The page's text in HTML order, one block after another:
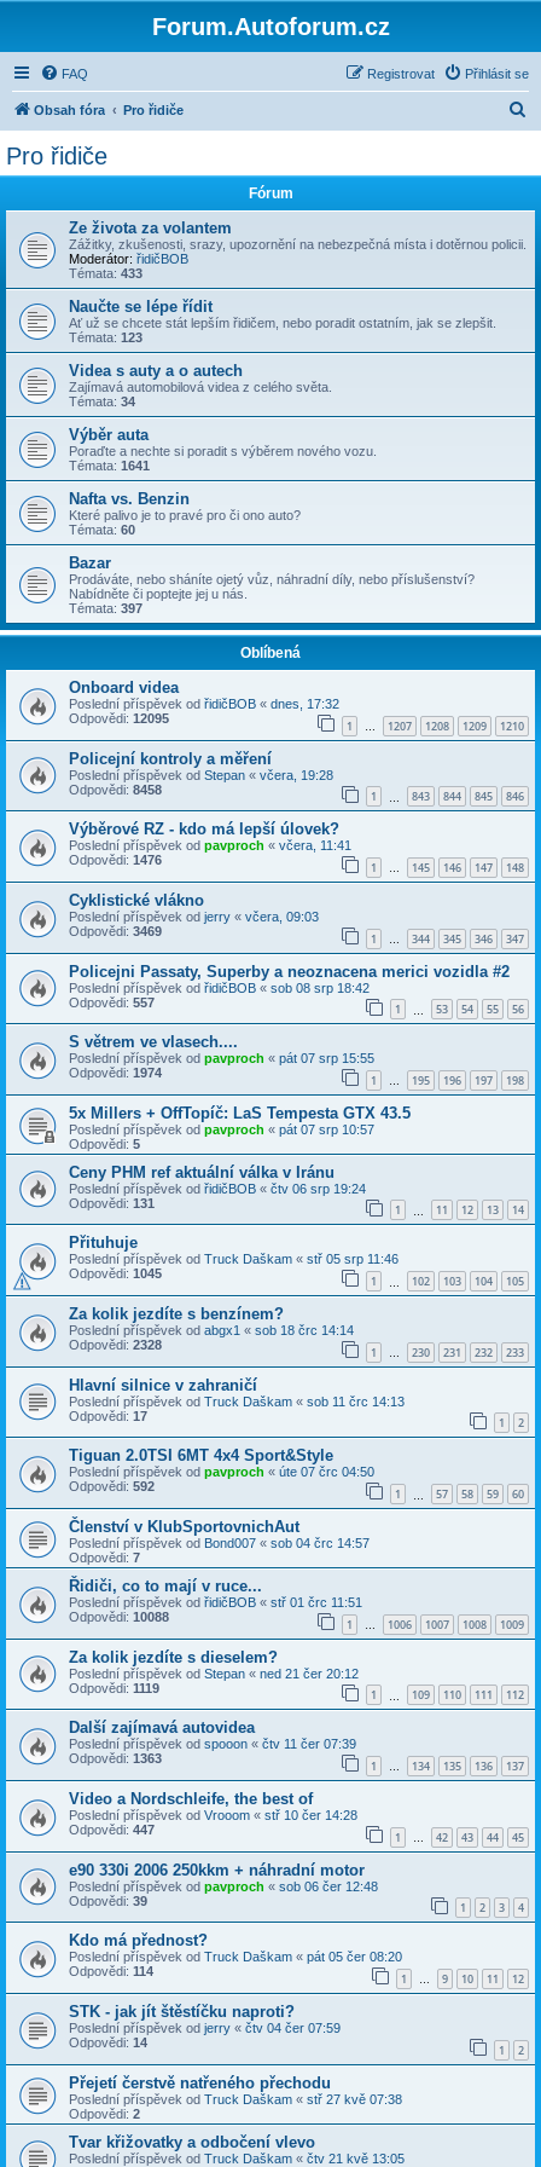
Forum.Autoforum.cz
FAQ Přihlásit se
Registrovat
Obsah fóra Pro řidiče
Pro řidiče
Fórum
Ze života za volantem
Zážitky, zkušenosti, srazy, upozornění na nebezpečná místa i dotěrnou policii.
Moderátor: řidičBOB
Témata: 433
Naučte se lépe řídit
Ať už se chcete stát lepším řidičem, nebo poradit ostatním, jak se zlepšit.
Témata: 123
Videa s auty a o autech
Zajímavá automobilová videa z celého světa.
Témata: 34
Výběr auta
Poraďte a nechte si poradit s výběrem nového vozu.
Témata: 1641
Nafta vs. Benzin
Které palivo je to pravé pro či ono auto?
Témata: 60
Bazar
Prodáváte, nebo sháníte ojetý vůz, náhradní díly, nebo příslušenství?
Nabídněte či poptejte jej u nás.
Témata: 397
Oblíbená
Onboard videa
Poslední příspěvek od řidičBOB « dnes, 17:32
Odpovědi: 12095 1 … 1207 1208 1209 1210
Policejní kontroly a měření
Poslední příspěvek od Stepan « včera, 19:28
Odpovědi: 8458 1 843 844 845 846
Výběrové RZ - kdo má lepší úlovek?
Poslední příspěvek od pavproch « včera, 11:41
Odpovědi: 1476 1 … 145 146 147 148
Cyklistické vlákno
Poslední příspěvek od jerry « včera, 09:03
Odpovědi: 3469 1 … 344 345 346 347
Policejni Passaty, Superby a neoznacena merici vozidla #2
Poslední příspěvek od řidičBOB « sob 08 srp 18:42
Odpovědi: 557 1 53 54 55 56
S větrem ve vlasech....
Poslední příspěvek od pavproch « pát 07 srp 15:55
Odpovědi: 1974 1 … 195 196 197 198
5x Millers + OffTopíč: LaS Tempesta GTX 43.5
Poslední příspěvek od pavproch « pát 07 srp 10:57
Odpovědi: 5
Ceny PHM ref aktuální válka v Iránu
Poslední příspěvek od řidičBOB « čtv 06 srp 19:24
Odpovědi: 131 1 11 12 13 14
Přituhuje
Poslední příspěvek od Truck Daškam « stř 05 srp 11:46
Odpovědi: 1045 1 102 103 104 105
Za kolik jezdíte s benzínem?
Poslední příspěvek od abgx1 « sob 18 črc 14:14
Odpovědi: 2328 1 … 230 231 232 233
Hlavní silnice v zahraničí
Poslední příspěvek od Truck Daškam « sob 11 črc 14:13
Odpovědi: 17 1 2
Tiguan 2.0TSI 6MT 4x4 Sport&Style
Poslední příspěvek od pavproch « úte 07 črc 04:50
Odpovědi: 592 1 57 58 59 60
Členství v KlubSportovnichAut
Poslední příspěvek od Bond007 « sob 04 črc 14:57
Odpovědi: 7
Řidiči, co to mají v ruce...
Poslední příspěvek od řidičBOB « stř 01 črc 11:51
Odpovědi: 10088 1 … 1006 1007 1008 1009
Za kolik jezdíte s dieselem?
Poslední příspěvek od Stepan « ned 21 čer 20:12
Odpovědi: 1119 1 109 110 111 112
Další zajímavá autovidea
Poslední příspěvek od spooon « čtv 11 čer 07:39
Odpovědi: 1363 1 … 134 135 136 137
Video a Nordschleife, the best of
Poslední příspěvek od Vrooom « stř 10 čer 14:28
Odpovědi: 447 1 … 42 43 44 45
e90 330i 2006 250kkm + náhradní motor
Poslední příspěvek od pavproch « sob 06 čer 12:48
Odpovědi: 39 1 2 3 4
Kdo má přednost?
Poslední příspěvek od Truck Daškam « pát 05 čer 08:20
Odpovědi: 114 1 … 9 10 11 12
STK - jak jít štěstíčku naproti?
Poslední příspěvek od jerry « čtv 04 čer 07:59
Odpovědi: 14 1 2
Přejetí čerstvě natřeného přechodu
Poslední příspěvek od Truck Daškam « stř 27 kvě 07:38
Odpovědi: 2
Tvar křižovatky a odbočení vlevo
Poslední příspěvek od Truck Daškam « čtv 21 kvě 13:05